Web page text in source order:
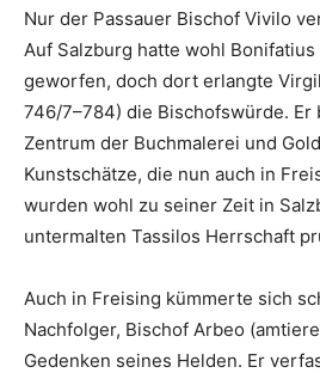
Nur der Passauer Bischof Vivilo
Auf Salzburg hatte wohl
geworfen, doch dort erlangte
746/7–784) die Bischofswürde. Er
Zentrum der Buchmalerei und
Kunstschätze, die nun auch in
wurden wohl zu seiner Zeit in
untermalten Tassilos Herrschaft
Auch in Freising kümmerte sich
Nachfolger, Bischof Arbeo
Gedenken seines Helden. Er